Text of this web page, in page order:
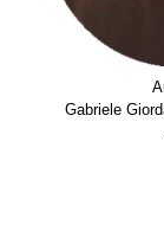
Gabriele